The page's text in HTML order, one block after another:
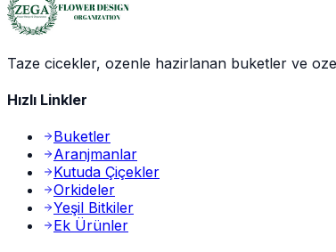
Taze cicekler, ozenle hazirlanan buketler ve
Hızlı Linkler
Buketler
Aranjmanlar
Kutuda Çiçekler
Orkideler
Yeşil Bitkiler
Ek Ürünler